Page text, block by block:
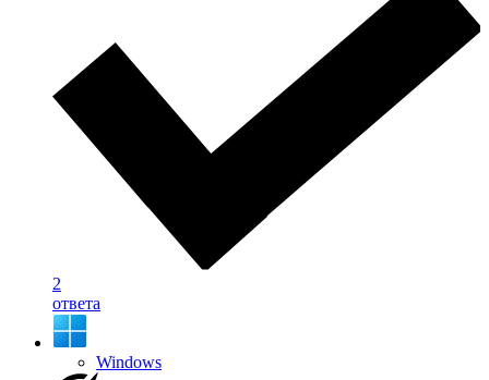
2
ответа
Windows